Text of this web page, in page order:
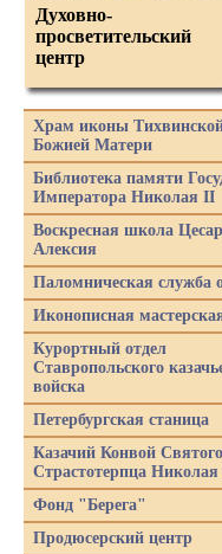
Духовно-
просветительский
центр
Храм иконы
Божией Матери
Библиотека памяти
Императора Николая II
Воскресная школа
Алексия
Паломническая служба
Иконописная
Курортный отдел
Ставропольского
войска
Петербургская станица
Казачий Конвой
Страстотерпца
Фонд "Берега"
Продюсерский центр